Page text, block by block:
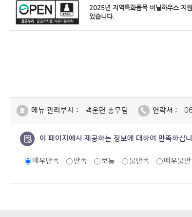
2025년 지역특화품목 비닐하우스 지
있습니다.
메뉴 관리부서 : 백운면 총무팀 연락처 :
이 페이지에서 제공하는 정보에 대하여 만족하십
매우만족 만족 보통 불만족 매우불